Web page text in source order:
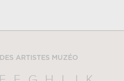
ARTISTES MUZÉO